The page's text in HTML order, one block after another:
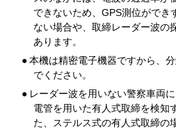
できないため、GPS測位ができ
ない場合や、取締レーダー波の
あります。
●本機は精密電子機器ですから、
でください。
● レーダー波を用いない警察車両
電管を用いた有人式取締を検知
た、ステルス式の有人式取締の